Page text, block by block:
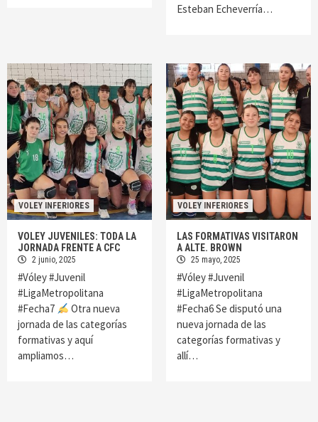
Esteban Echeverría…
VOLEY INFERIORES
VOLEY JUVENILES: TODA LA
JORNADA FRENTE A CFC
2 junio, 2025
#Vóley #Juvenil
#LigaMetropolitana
#Fecha7
Otra nueva
jornada de las categorías
formativas y aquí
ampliamos…
VOLEY INFERIORES
LAS FORMATIVAS VISITARON
A ALTE. BROWN
25 mayo, 2025
#Vóley #Juvenil
#LigaMetropolitana
#Fecha6 Se disputó una
nueva jornada de las
categorías formativas y
allí…